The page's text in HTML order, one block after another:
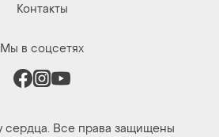
Контакты
Мы в соцсетях
сердца. Все права защищены